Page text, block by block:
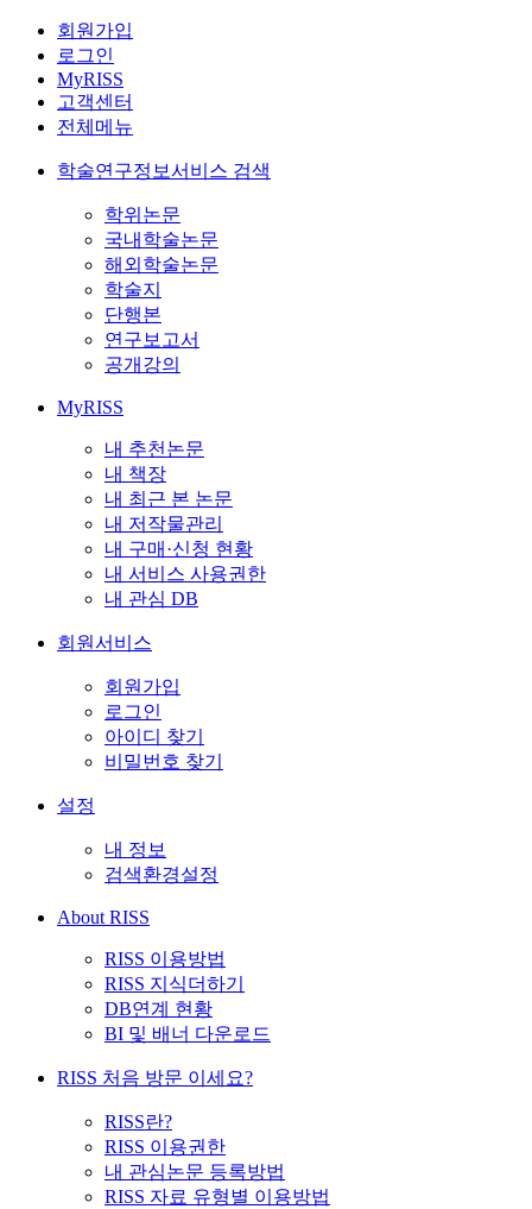
회원가입
로그인
MyRISS
고객센터
전체메뉴
학술연구정보서비스 검색
학위논문
국내학술논문
해외학술논문
학술지
단행본
연구보고서
공개강의
MyRISS
내 추천논문
내 책장
내 최근 본 논문
내 저작물관리
내 구매·신청 현황
내 서비스 사용권한
내 관심 DB
회원서비스
회원가입
로그인
아이디 찾기
비밀번호 찾기
설정
내 정보
검색환경설정
About RISS
RISS 이용방법
RISS 지식더하기
DB연계 현황
BI 및 배너 다운로드
RISS 처음 방문 이세요?
RISS란?
RISS 이용권한
내 관심논문 등록방법
RISS 자료 유형별 이용방법